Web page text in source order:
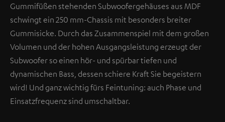
Gummifüßen stehenden Subwoofergehäuses aus MDF
schwingt ein 250 mm-Chassis mit besonders breiter
Gummisicke. Durch das Zusammenspiel mit dem großen
Volumen und der hohen Ausgangsleistung erzeugt der
Subwoofer so einen hör- und spürbar tiefen und
dynamischen Bass, dessen schiere Kraft Sie begeistern
wird! Und ganz wichtig fürs Feintuning: auch Phase und
Einsatzfrequenz sind umschaltbar.